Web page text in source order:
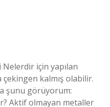
için yapılan
kalmış olabilir.
şunu görüyorum:
Aktif olmayan metaller